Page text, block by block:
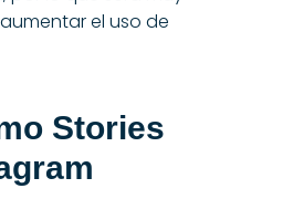
el uso de
Stories